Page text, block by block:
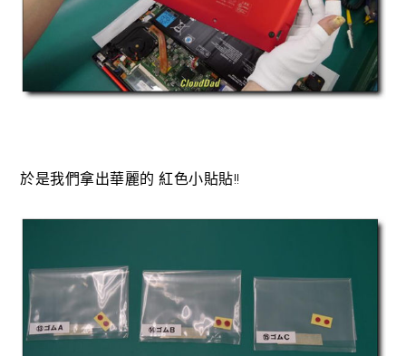
於是我們拿出華麗的 紅色小貼貼!!